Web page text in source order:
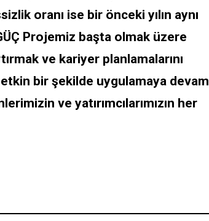
oranı ise bir önceki yılın aynı
Projemiz başta olmak üzere
ve kariyer planlamalarını
bir şekilde uygulamaya devam
ve yatırımcılarımızın her